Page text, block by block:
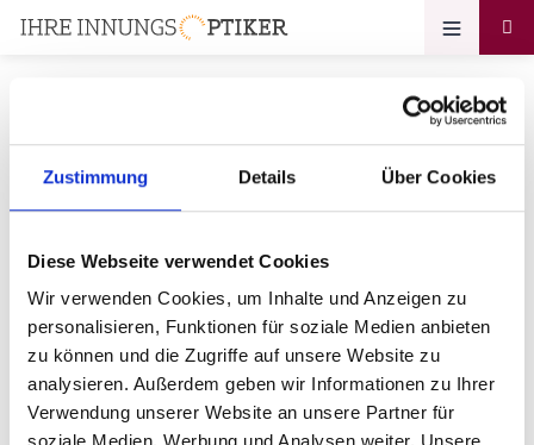
Zustimmung Details Über Cookies
Diese Webseite verwendet Cookies
Wir verwenden Cookies, um Inhalte und Anzeigen zu
personalisieren, Funktionen für soziale Medien anbieten
zu können und die Zugriffe auf unsere Website zu
analysieren. Außerdem geben wir Informationen zu Ihrer
Verwendung unserer Website an unsere Partner für
Ihr Zugang zum
Stöver Optik Exclusiv GmbH
Bitte geben Sie Ihr Passwort ein: